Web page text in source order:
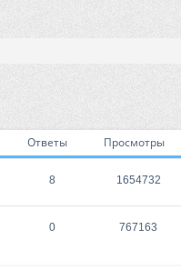
Ответы Просмотры
8 1654732
0 767163